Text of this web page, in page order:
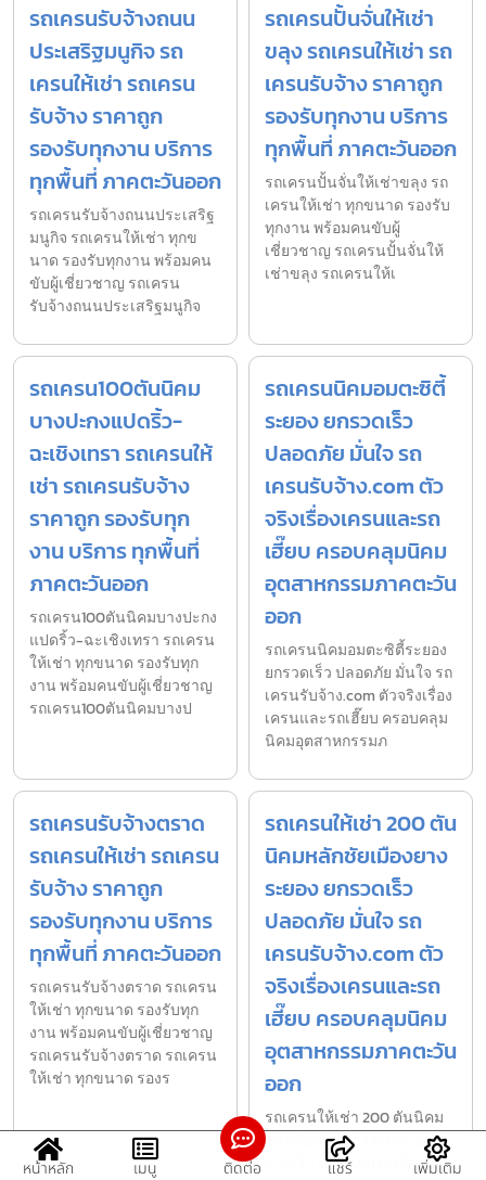
รถเครนรับจ้างถนน
ประเสริฐมนูกิจ รถ
เครนให้เช่า รถเครน
รับจ้าง ราคาถูก
รองรับทุกงาน บริการ
ทุกพื้นที่ ภาคตะวันออก
รถเครนรับจ้างถนนประเสริฐ
มนูกิจ รถเครนให้เช่า ทุกข
นาด รองรับทุกงาน พร้อมคน
ขับผู้เชี่ยวชาญ รถเครน
รับจ้างถนนประเสริฐมนูกิจ
รถเครนปั้นจั่นให้เช่า
ขลุง รถเครนให้เช่า รถ
เครนรับจ้าง ราคาถูก
รองรับทุกงาน บริการ
ทุกพื้นที่ ภาคตะวันออก
รถเครนปั้นจั่นให้เช่าขลุง รถ
เครนให้เช่า ทุกขนาด รองรับ
ทุกงาน พร้อมคนขับผู้
เชี่ยวชาญ รถเครนปั้นจั่นให้
เช่าขลุง รถเครนให้เ
รถเครน100ตันนิคม
บางปะกงแปดริ้ว-
ฉะเชิงเทรา รถเครนให้
เช่า รถเครนรับจ้าง
ราคาถูก รองรับทุก
งาน บริการ ทุกพื้นที่
ภาคตะวันออก
รถเครน100ตันนิคมบางปะกง
แปดริ้ว-ฉะเชิงเทรา รถเครน
ให้เช่า ทุกขนาด รองรับทุก
งาน พร้อมคนขับผู้เชี่ยวชาญ
รถเครน100ตันนิคมบางป
รถเครนนิคมอมตะซิตี้
ระยอง ยกรวดเร็ว
ปลอดภัย มั่นใจ รถ
เครนรับจ้าง.com ตัว
จริงเรื่องเครนและรถ
เฮี๊ยบ ครอบคลุมนิคม
อุตสาหกรรมภาคตะวัน
ออก
รถเครนนิคมอมตะซิตี้ระยอง
ยกรวดเร็ว ปลอดภัย มั่นใจ รถ
เครนรับจ้าง.com ตัวจริงเรื่อง
เครนและรถเฮี๊ยบ ครอบคลุม
นิคมอุตสาหกรรมภ
รถเครนรับจ้างตราด
รถเครนให้เช่า รถเครน
รับจ้าง ราคาถูก
รองรับทุกงาน บริการ
ทุกพื้นที่ ภาคตะวันออก
รถเครนรับจ้างตราด รถเครน
ให้เช่า ทุกขนาด รองรับทุก
งาน พร้อมคนขับผู้เชี่ยวชาญ
รถเครนรับจ้างตราด รถเครน
ให้เช่า ทุกขนาด รองร
รถเครนให้เช่า 200 ตัน
นิคมหลักชัยเมืองยาง
ระยอง ยกรวดเร็ว
ปลอดภัย มั่นใจ รถ
เครนรับจ้าง.com ตัว
จริงเรื่องเครนและรถ
เฮี๊ยบ ครอบคลุมนิคม
อุตสาหกรรมภาคตะวัน
ออก
รถเครนให้เช่า 200 ตันนิคม
หลักชัยเมืองยางระยอง ยก
รวดเร็ว ปลอดภัย มั่นใจ รถ
หน้าหลัก เมนู ติดต่อ แชร์ เพิ่มเติม